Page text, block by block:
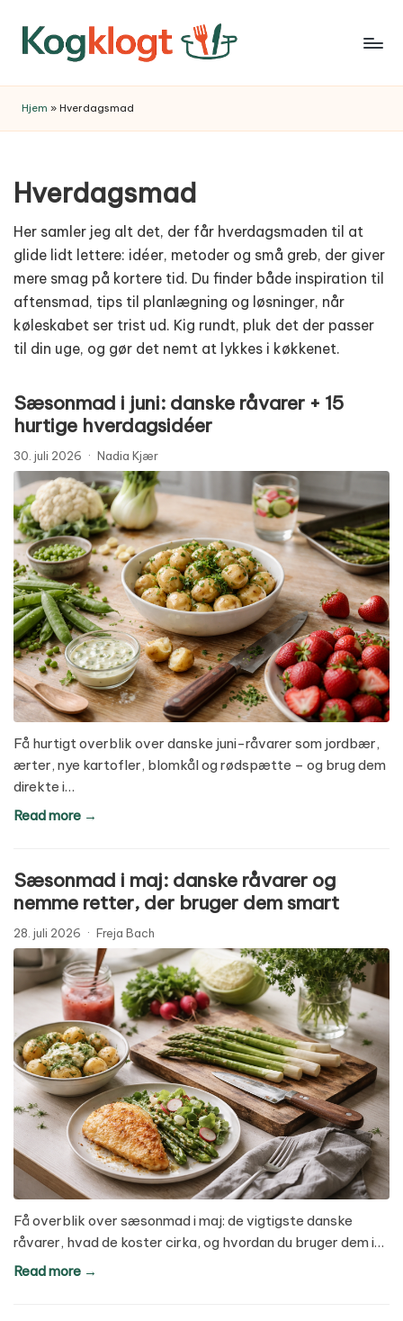
content
Hjem » Hverdagsmad
Hverdagsmad
Her samler jeg alt det, der får hverdagsmaden til at
glide lidt lettere: idéer, metoder og små greb, der giver
mere smag på kortere tid. Du finder både inspiration til
aftensmad, tips til planlægning og løsninger, når
køleskabet ser trist ud. Kig rundt, pluk det der passer
til din uge, og gør det nemt at lykkes i køkkenet.
Sæsonmad i juni: danske råvarer + 15
hurtige hverdagsidéer
30. juli 2026 · Nadia Kjær
Få hurtigt overblik over danske juni-råvarer som jordbær,
ærter, nye kartofler, blomkål og rødspætte – og brug dem
direkte i…
Read more →
Sæsonmad i maj: danske råvarer og
nemme retter, der bruger dem smart
28. juli 2026 · Freja Bach
Få overblik over sæsonmad i maj: de vigtigste danske
råvarer, hvad de koster cirka, og hvordan du bruger dem i…
Read more →